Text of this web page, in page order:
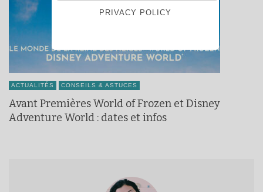
ACTUALITÉS CONSEILS & ASTUCES
Avant Premières World of Frozen et Disney
Adventure World : dates et infos
PRIVACY POLICY